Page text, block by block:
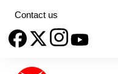
content
Contact us